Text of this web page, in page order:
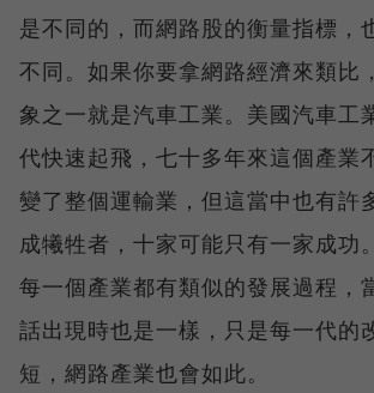
是不同的，而網路股的衡量指標，
不同。如果你要拿網路經濟來類比
象之一就是汽車工業。美國汽車工
代快速起飛，七十多年來這個產業
變了整個運輸業，但這當中也有許
成犧牲者，十家可能只有一家成功。
每一個產業都有類似的發展過程，
話出現時也是一樣，只是每一代的
短，網路產業也會如此。